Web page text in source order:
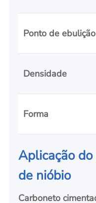
Ponto de ebulição
Densidade
Forma
Aplicação
de nióbio
Carboneto